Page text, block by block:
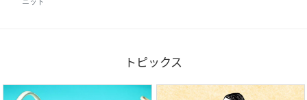
トピックス